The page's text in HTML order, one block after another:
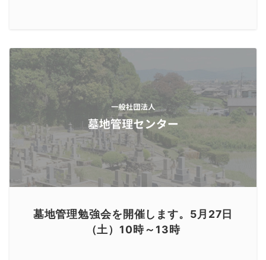
墓地管理勉強会を開催します。5月27日
（土）10時～13時